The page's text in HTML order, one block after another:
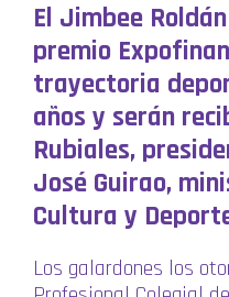
El Jimbee
premio
trayectoria
años y serán
Rubiales,
José Guirao,
Cultura y
Los galardones los